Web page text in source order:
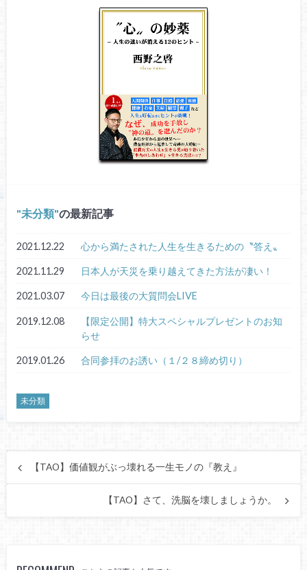
未分類 の最新記事
2021.12.22 心から満たされた人生を生きるための〝答え〟
2021.11.29 日本人が天災を乗り越えてきた方法が凄い！
2021.03.07 今日は最後の大質問会LIVE
2019.12.08
【限定公開】特大スペシャルプレゼントのお知
らせ
2019.01.26 合同参拝のお誘い（１/２８締め切り）
未分類
【TAO】価値観がぶっ壊れる一生モノの『教え』
【TAO】さて、洗脳を壊しましょうか。